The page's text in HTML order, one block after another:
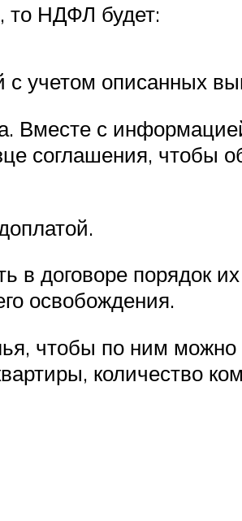
то НДФЛ будет:
учетом описанных
Вместе с
соглашения, чтобы
договоре порядок
освобождения.
чтобы по ним
количество